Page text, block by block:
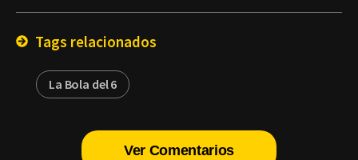
Tags relacionados
La Bola del 6
Ver Comentarios